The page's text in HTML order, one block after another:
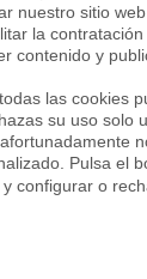
nuestro sitio
la
contenido y
las cookies
su uso solo
Pulsa el
configurar o